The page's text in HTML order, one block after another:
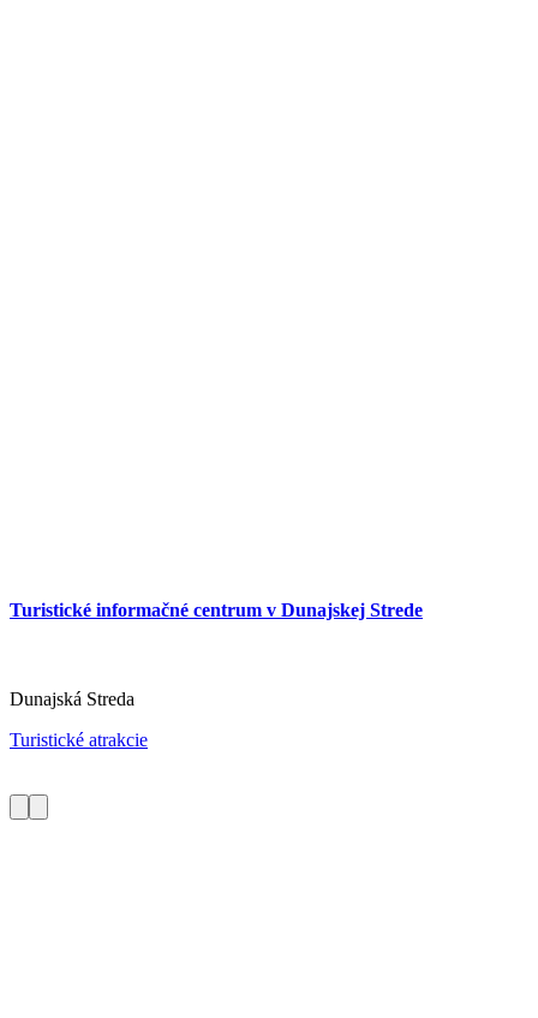
Turistické informačné centrum v Dunajskej Strede
Dunajská Streda
Turistické atrakcie